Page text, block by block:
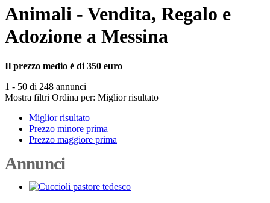
Animali - Vendita, Regalo e
Adozione a Messina
Il prezzo medio è di 350 euro
1 - 50 di 248 annunci
Mostra filtri Ordina per: Miglior risultato
Miglior risultato
Prezzo minore prima
Prezzo maggiore prima
Annunci